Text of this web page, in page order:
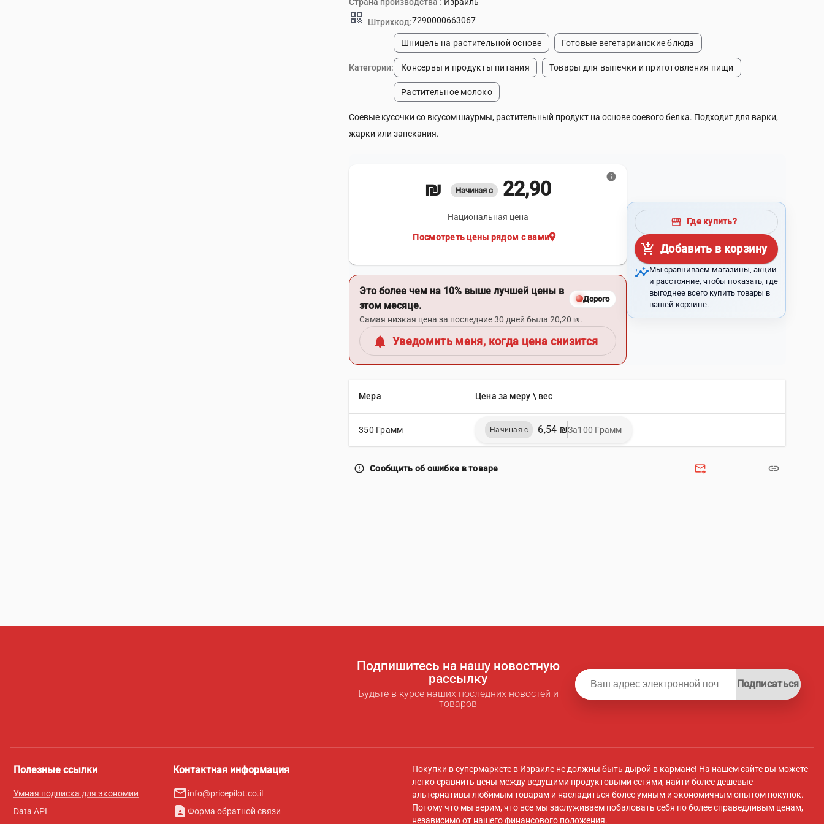
qr_code Штрихкод:7290000663067
Категории:
Шницель на растительной основе Готовые вегетарианские блюда
Консервы и продукты питания Товары для выпечки и приготовления пищи
Растительное молоко
Соевые кусочки со вкусом шаурмы, растительный продукт на основе соевого белка. Подходит для варки,
жарки или запекания.
Начиная с 22,90 ₪
Национальная цена
location_on
Посмотреть цены рядом с вами
info
Это более чем на 10% выше лучшей цены в
этом месяце.
Дорого
Самая низкая цена за последние 30 дней была 20,20 ₪.
notifications Уведомить меня, когда цена снизится
storefront Где купить?
add_shopping_cart Добавить в корзину
insightsМы сравниваем магазины, акции
и расстояние, чтобы показать, где
выгоднее всего купить товары в
вашей корзине.
Мера Цена за меру \ вес
350 Грамм Начиная с 6,54 ₪За100 Грамм
error_outline Сообщить об ошибке в товаре forward_to_inbox link
Подпишитесь на нашу новостную
рассылку
Будьте в курсе наших последних новостей и
товаров
Подписаться
Полезные ссылки
Умная подписка для экономии
Data API
Контактная информация
mail_outlineinfo@pricepilot.co.il
contact_page Форма обратной связи
Покупки в супермаркете в Израиле не должны быть дырой в кармане! На нашем сайте вы можете
легко сравнить цены между ведущими продуктовыми сетями, найти более дешевые
альтернативы любимым товарам и насладиться более умным и экономичным опытом покупок.
Потому что мы верим, что все мы заслуживаем побаловать себя по более справедливым ценам,
независимо от нашего финансового положения.